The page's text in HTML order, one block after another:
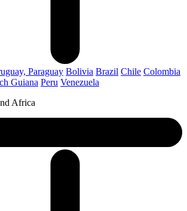
Paraguay Bolivia Brazil Chile Colombia
Guiana Peru Venezuela
Africa